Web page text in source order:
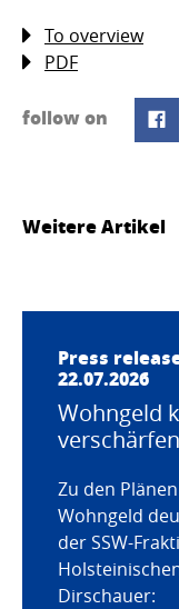
To overview
PDF
follow on
Weitere Artikel
Press
22.07.2026
Wohngeld
verschärfen
Zu den
Wohngeld
der SSW-
Dirschauer: